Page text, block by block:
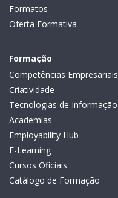
Formatos
Oferta Formativa
Formação
Competências Empresariais
Criatividade
Tecnologias de Informação
Academias
Employability Hub
E-Learning
Cursos Oficiais
Catálogo de Formação